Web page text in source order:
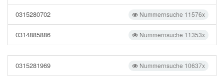
Nummernsuche 11576x
0315280702
Nummernsuche 11353x
0314885886
Nummernsuche 10637x
0315281969